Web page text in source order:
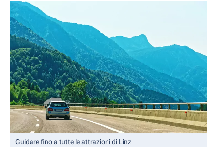
Guidare fino a tutte le attrazioni di Linz